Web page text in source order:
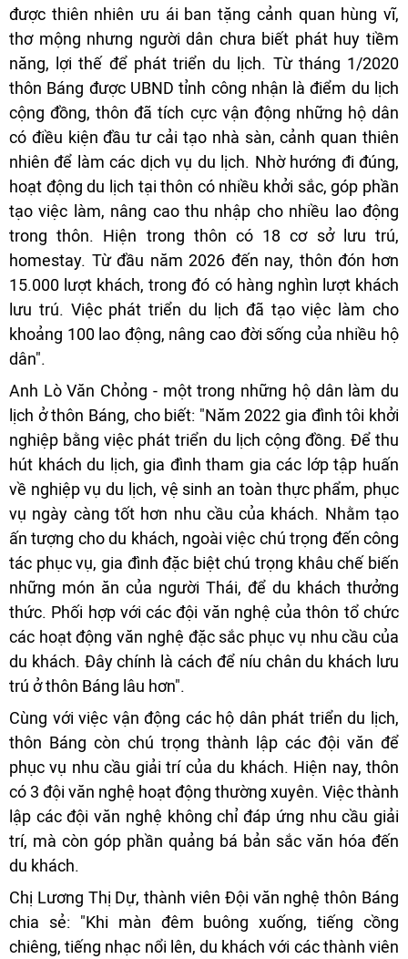
được thiên nhiên ưu ái ban tặng cảnh quan hùng vĩ,
thơ mộng nhưng người dân chưa biết phát huy tiềm
năng, lợi thế để phát triển du lịch. Từ tháng 1/2020
thôn Báng được UBND tỉnh công nhận là điểm du lịch
cộng đồng, thôn đã tích cực vận động những hộ dân
có điều kiện đầu tư cải tạo nhà sàn, cảnh quan thiên
nhiên để làm các dịch vụ du lịch. Nhờ hướng đi đúng,
hoạt động du lịch tại thôn có nhiều khởi sắc, góp phần
tạo việc làm, nâng cao thu nhập cho nhiều lao động
trong thôn. Hiện trong thôn có 18 cơ sở lưu trú,
homestay. Từ đầu năm 2026 đến nay, thôn đón hơn
15.000 lượt khách, trong đó có hàng nghìn lượt khách
lưu trú. Việc phát triển du lịch đã tạo việc làm cho
khoảng 100 lao động, nâng cao đời sống của nhiều hộ
dân".
Anh Lò Văn Chỏng - một trong những hộ dân làm du
lịch ở thôn Báng, cho biết: "Năm 2022 gia đình tôi khởi
nghiệp bằng việc phát triển du lịch cộng đồng. Để thu
hút khách du lịch, gia đình tham gia các lớp tập huấn
về nghiệp vụ du lịch, vệ sinh an toàn thực phẩm, phục
vụ ngày càng tốt hơn nhu cầu của khách. Nhằm tạo
ấn tượng cho du khách, ngoài việc chú trọng đến công
tác phục vụ, gia đình đặc biệt chú trọng khâu chế biến
những món ăn của người Thái, để du khách thưởng
thức. Phối hợp với các đội văn nghệ của thôn tổ chức
các hoạt động văn nghệ đặc sắc phục vụ nhu cầu của
du khách. Đây chính là cách để níu chân du khách lưu
trú ở thôn Báng lâu hơn".
Cùng với việc vận động các hộ dân phát triển du lịch,
thôn Báng còn chú trọng thành lập các đội văn để
phục vụ nhu cầu giải trí của du khách. Hiện nay, thôn
có 3 đội văn nghệ hoạt động thường xuyên. Việc thành
lập các đội văn nghệ không chỉ đáp ứng nhu cầu giải
trí, mà còn góp phần quảng bá bản sắc văn hóa đến
du khách.
Chị Lương Thị Dự, thành viên Đội văn nghệ thôn Báng
chia sẻ: "Khi màn đêm buông xuống, tiếng cồng
chiêng, tiếng nhạc nổi lên, du khách với các thành viên